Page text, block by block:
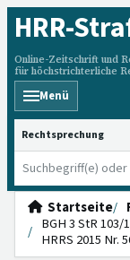
HRR-
Online-Zeitschrift und
für höchstrichterliche
Menü
HRRS durchsuchen
Startseite
BGH 3 StR 103/
HRRS 2015 Nr.